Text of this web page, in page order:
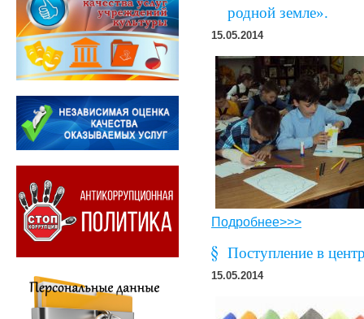
родной земле».
15.05.2014
Подробнее>>>
Поступление в
15.05.2014